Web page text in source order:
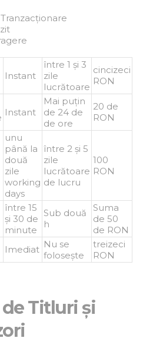
Instant
între 1 și 3
zile
lucrătoare
cincizeci
RON
Instant
Mai puțin
de 24 de
de ore
20 de
RON
unu
până la
două
zile
working
days
între 2 și 5
zile
lucrătoare
de lucru
100
RON
între 15
și 30 de
minute
Sub două
h
Suma
de 50
de RON
Imediat Nu se
folosește
treizeci
RON
de Titluri și